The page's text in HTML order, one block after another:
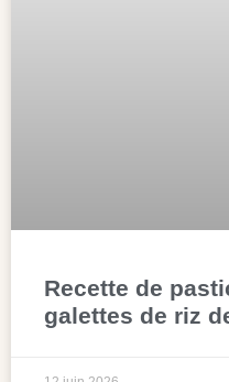
Recette de
galettes de riz